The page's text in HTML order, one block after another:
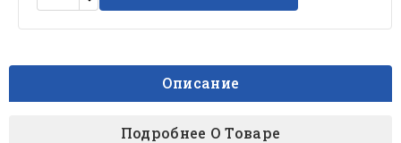
Описание
Подробнее О Товаре